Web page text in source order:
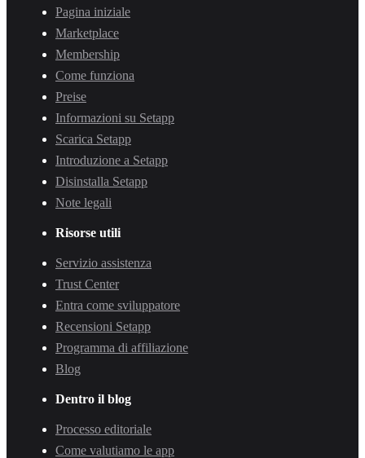
Pagina iniziale
Marketplace
Membership
Come funziona
Preise
Informazioni su Setapp
Scarica Setapp
Introduzione a Setapp
Disinstalla Setapp
Note legali
Risorse utili
Servizio assistenza
Trust Center
Entra come sviluppatore
Recensioni Setapp
Programma di affiliazione
Blog
Dentro il blog
Processo editoriale
Come valutiamo le app